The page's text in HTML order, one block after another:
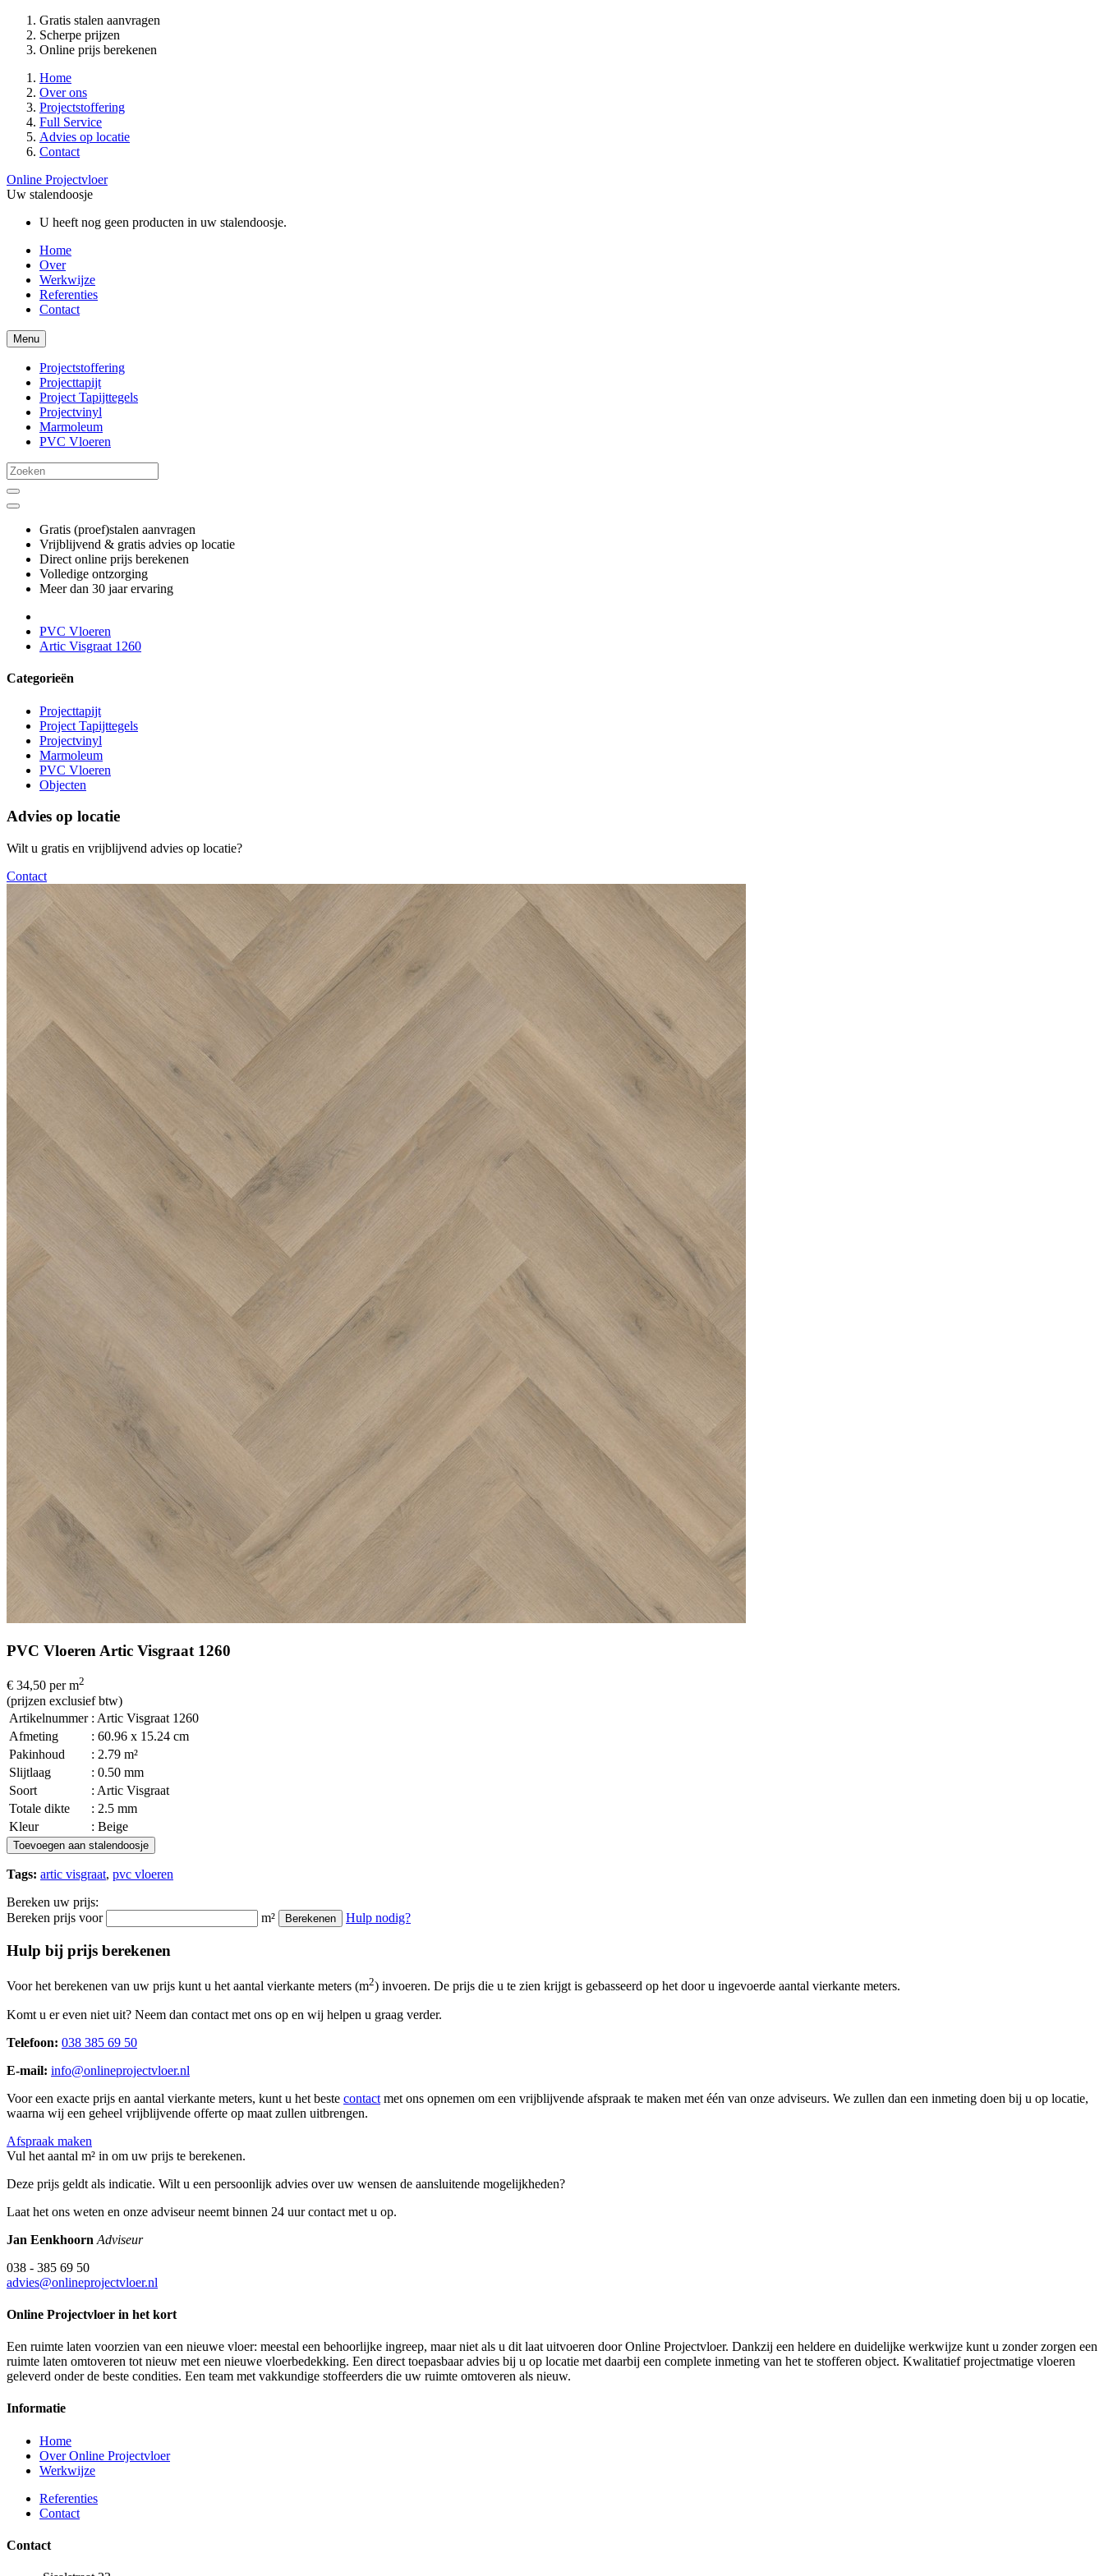
Gratis stalen aanvragen
Scherpe prijzen
Online prijs berekenen
Home
Over ons
Projectstoffering
Full Service
Advies op locatie
Contact
Online Projectvloer
Uw stalendoosje
U heeft nog geen producten in uw stalendoosje.
Home
Over
Werkwijze
Referenties
Contact
Menu
Projectstoffering
Projecttapijt
Project Tapijttegels
Projectvinyl
Marmoleum
PVC Vloeren
Gratis (proef)stalen aanvragen
Vrijblijvend & gratis advies op locatie
Direct online prijs berekenen
Volledige ontzorging
Meer dan 30 jaar ervaring
PVC Vloeren
Artic Visgraat 1260
Categorieën
Projecttapijt
Project Tapijttegels
Projectvinyl
Marmoleum
PVC Vloeren
Objecten
Advies op locatie
Wilt u gratis en vrijblijvend advies op locatie?
Contact
PVC Vloeren Artic Visgraat 1260
€ 34,50 per m2
(prijzen exclusief btw)
Artikelnummer : Artic Visgraat 1260
Afmeting
: 60.96 x 15.24 cm
Pakinhoud
: 2.79 m²
Slijtlaag
: 0.50 mm
Soort
: Artic Visgraat
Totale dikte
: 2.5 mm
Kleur
: Beige
Toevoegen aan stalendoosje
Tags: artic visgraat, pvc vloeren
Bereken uw prijs:
Bereken prijs voor
m² Berekenen Hulp nodig?
Hulp bij prijs berekenen
Voor het berekenen van uw prijs kunt u het aantal vierkante meters (m2) invoeren. De prijs die u te zien krijgt is gebasseerd op het door u ingevoerde aantal vierkante meters.
Komt u er even niet uit? Neem dan contact met ons op en wij helpen u graag verder.
Telefoon: 038 385 69 50
E-mail: info@onlineprojectvloer.nl
Voor een exacte prijs en aantal vierkante meters, kunt u het beste contact met ons opnemen om een vrijblijvende afspraak te maken met één van onze adviseurs. We zullen dan een inmeting doen bij u op locatie,
waarna wij een geheel vrijblijvende offerte op maat zullen uitbrengen.
Afspraak maken
Vul het aantal m² in om uw prijs te berekenen.
Deze prijs geldt als indicatie. Wilt u een persoonlijk advies over uw wensen de aansluitende mogelijkheden?
Laat het ons weten en onze adviseur neemt binnen 24 uur contact met u op.
Jan Eenkhoorn Adviseur
038 - 385 69 50
advies@onlineprojectvloer.nl
Online Projectvloer in het kort
Een ruimte laten voorzien van een nieuwe vloer: meestal een behoorlijke ingreep, maar niet als u dit laat uitvoeren door Online Projectvloer. Dankzij een heldere en duidelijke werkwijze kunt u zonder zorgen een
ruimte laten omtoveren tot nieuw met een nieuwe vloerbedekking. Een direct toepasbaar advies bij u op locatie met daarbij een complete inmeting van het te stofferen object. Kwalitatief projectmatige vloeren
geleverd onder de beste condities. Een team met vakkundige stoffeerders die uw ruimte omtoveren als nieuw.
Informatie
Home
Over Online Projectvloer
Werkwijze
Referenties
Contact
Contact